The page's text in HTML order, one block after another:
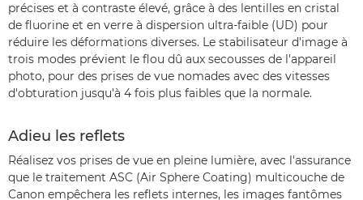
précises et à contraste élevé, grâce à des lentilles en cristal
de fluorine et en verre à dispersion ultra-faible (UD) pour
réduire les déformations diverses. Le stabilisateur d'image à
trois modes prévient le flou dû aux secousses de l'appareil
photo, pour des prises de vue nomades avec des vitesses
d'obturation jusqu'à 4 fois plus faibles que la normale.
Adieu les reflets
Réalisez vos prises de vue en pleine lumière, avec l'assurance
que le traitement ASC (Air Sphere Coating) multicouche de
Canon empêchera les reflets internes, les images fantômes